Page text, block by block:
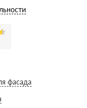
фасада